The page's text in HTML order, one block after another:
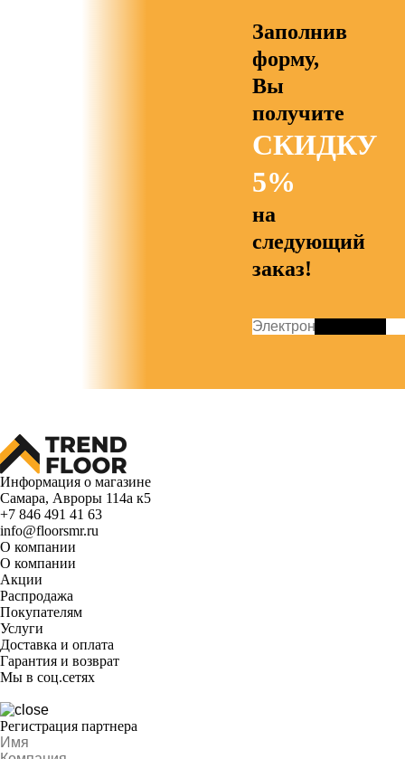
Заполнив
форму,
Вы
получите
СКИДКУ
5%
на
следующий
заказ!
Информация о магазине
Самара, Авроры 114а к5
+7 846 491 41 63
info@floorsmr.ru
О компании
О компании
Акции
Распродажа
Покупателям
Услуги
Доставка и оплата
Гарантия и возврат
Мы в соц.сетях
Регистрация партнера